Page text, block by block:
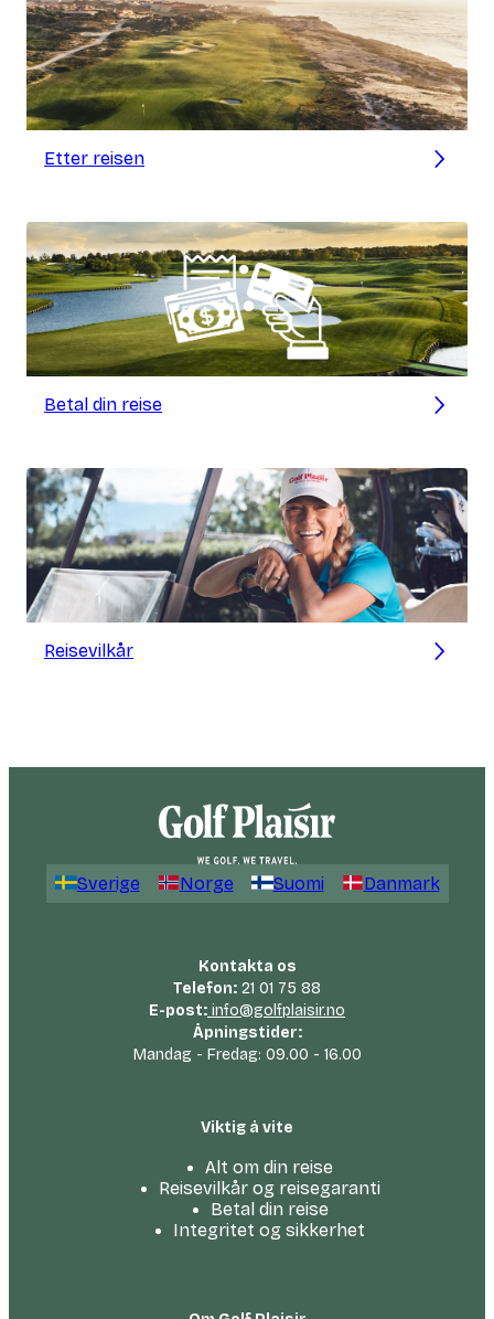
Etter reisen
Betal din reise
Reisevilkår
Sverige Norge Suomi Danmark
Kontakta os
Telefon: 21 01 75 88
E-post: info@golfplaisir.no
Åpningstider:
Mandag - Fredag: 09.00 - 16.00
Viktig å vite
Alt om din reise
Reisevilkår og reisegaranti
Betal din reise
Integritet og sikkerhet